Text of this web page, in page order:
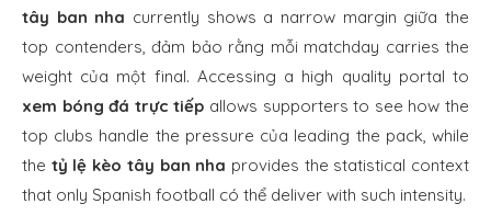
tây ban nha currently shows a narrow margin giữa the
top contenders, đảm bảo rằng mỗi matchday carries the
weight của một final. Accessing a high quality portal to
xem bóng đá trực tiếp allows supporters to see how the
top clubs handle the pressure của leading the pack, while
the tỷ lệ kèo tây ban nha provides the statistical context
that only Spanish football có thể deliver with such intensity.